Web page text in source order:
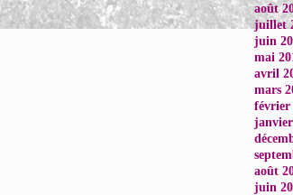
août
juillet
juin
mai
avril
mars
février
août
juin